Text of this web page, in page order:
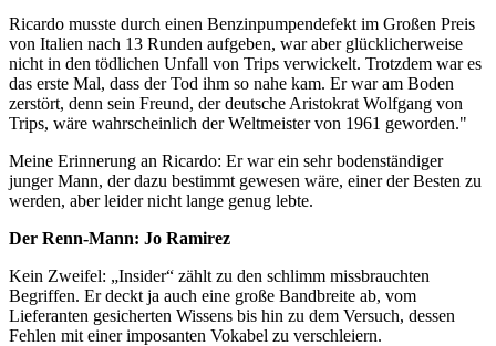
Ricardo musste durch einen Benzinpumpendefekt im Großen Preis
von Italien nach 13 Runden aufgeben, war aber glücklicherweise
nicht in den tödlichen Unfall von Trips verwickelt. Trotzdem war es
das erste Mal, dass der Tod ihm so nahe kam. Er war am Boden
zerstört, denn sein Freund, der deutsche Aristokrat Wolfgang von
Trips, wäre wahrscheinlich der Weltmeister von 1961 geworden."
Meine Erinnerung an Ricardo: Er war ein sehr bodenständiger
junger Mann, der dazu bestimmt gewesen wäre, einer der Besten zu
werden, aber leider nicht lange genug lebte.
Der Renn-Mann: Jo Ramirez
Kein Zweifel: „Insider“ zählt zu den schlimm missbrauchten
Begriffen. Er deckt ja auch eine große Bandbreite ab, vom
Lieferanten gesicherten Wissens bis hin zu dem Versuch, dessen
Fehlen mit einer imposanten Vokabel zu verschleiern.